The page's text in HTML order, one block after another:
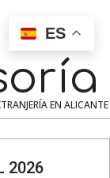
EN ALICANTE
2026
ES